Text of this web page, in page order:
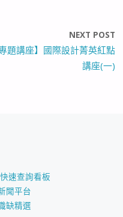
NEXT POST
專題講座】國際設計菁英紅點
講座(一)
速查詢看板
聞平台
缺精選